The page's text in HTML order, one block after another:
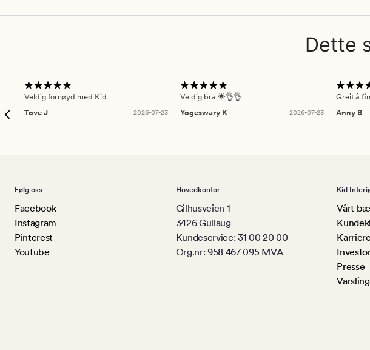
Dette
Veldig fornøyd med Kid
Tove J
2026-07-23
Veldig bra 🌟👌👌
Yogeswary K
2026-07-23
Greit å
Anny B
Følg oss
Facebook
Instagram
Pinterest
Youtube
Hovedkontor
Gilhusveien 1
3426 Gullaug
Kundeservice: 31 00 20 00
Org.nr: 958 467 095 MVA
Kid
Vårt
Presse
Varsling